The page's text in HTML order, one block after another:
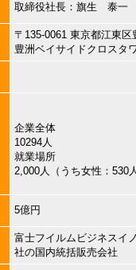
取締役社長：旗生 泰一
〒135-0061 東京都江東区
豊洲ベイサイドクロスタ
企業全体
10294人
就業場所
2,000人（うち女性：530
5億円
富士フイルムビジネスイ
社の国内統括販売会社